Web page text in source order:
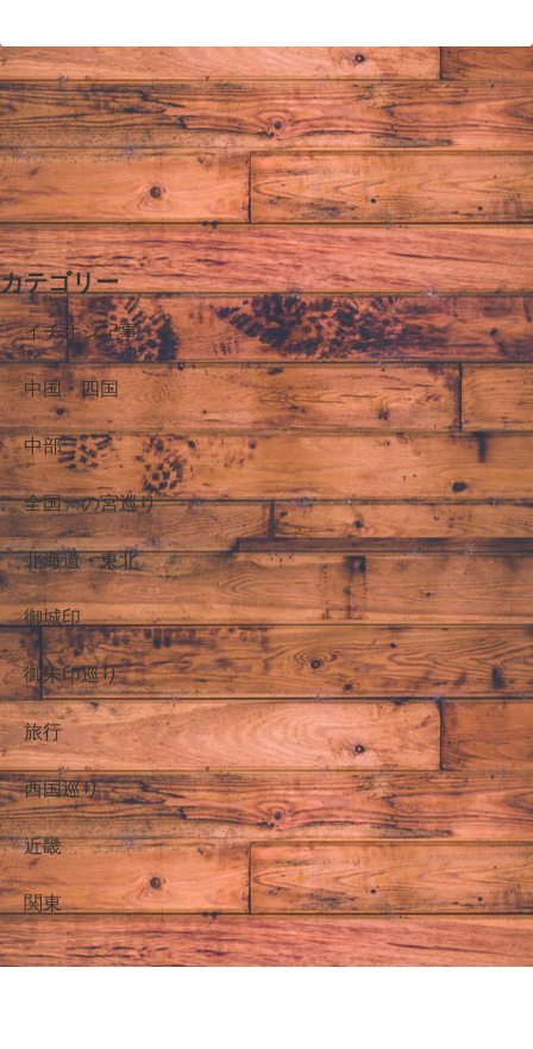
カテゴリー
イチオシ記事
中国・四国
中部
全国一の宮巡り
北海道・東北
御城印
御朱印巡り
旅行
西国巡り
近畿
関東